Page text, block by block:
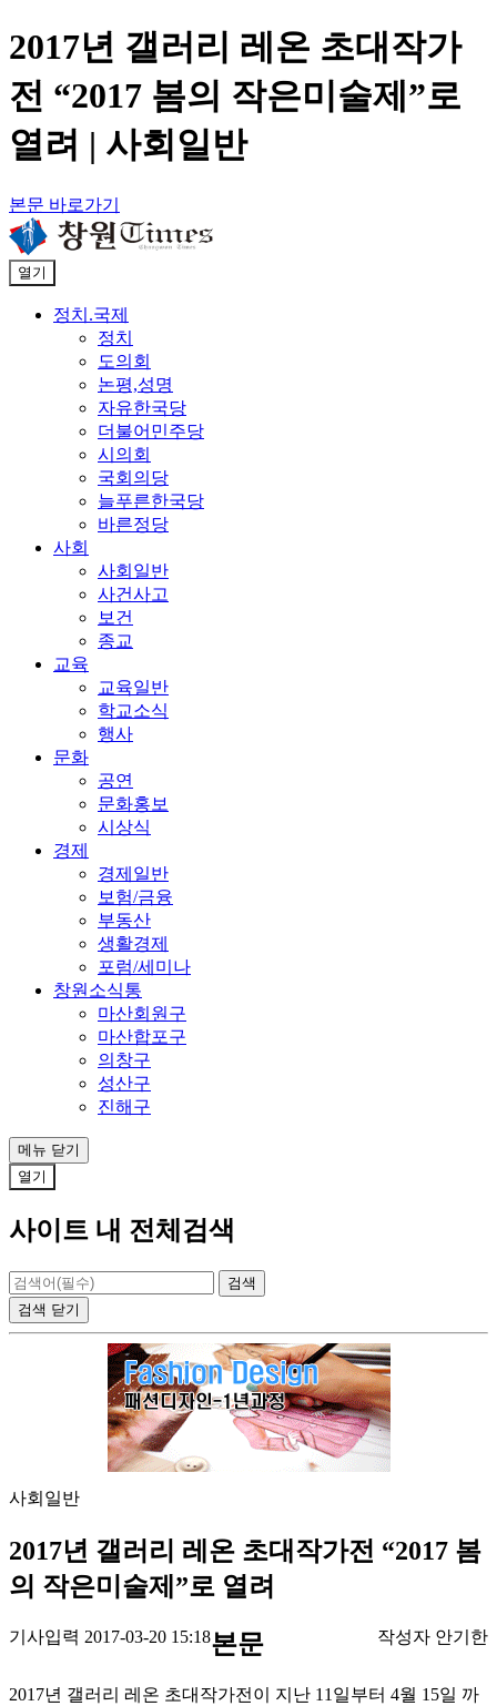
2017년 갤러리 레온 초대작가
전 “2017 봄의 작은미술제”로
열려 | 사회일반
본문 바로가기
열기
정치.국제
정치
도의회
논평,성명
자유한국당
더불어민주당
시의회
국회의당
늘푸른한국당
바른정당
사회
사회일반
사건사고
보건
종교
교육
교육일반
학교소식
행사
문화
공연
문화홍보
시상식
경제
경제일반
보험/금융
부동산
생활경제
포럼/세미나
창원소식통
마산회원구
마산합포구
의창구
성산구
진해구
메뉴 닫기
열기
사이트 내 전체검색
검색 닫기
사회일반
2017년 갤러리 레온 초대작가전 “2017 봄
의 작은미술제”로 열려
기사입력 2017-03-20 15:18 작성자 안기한
본문
2017년 갤러리 레온 초대작가전이 지난 11일부터 4월 15일 까